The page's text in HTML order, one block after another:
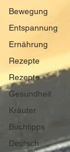
Bewegung
Entspannung
Ernährung
Rezepte
Rezepte
Gesundheit
Kräuter
Buchtipps
Deutsch